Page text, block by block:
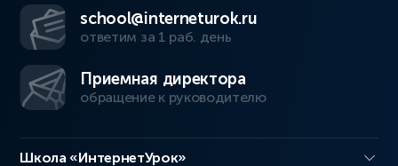
school@interneturok.ru
ответим за 1 раб. день
Приемная директора
обращение к руководителю
Школа «ИнтернетУрок»